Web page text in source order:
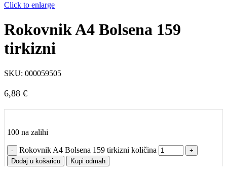
Click to enlarge
Rokovnik A4 Bolsena 159
tirkizni
SKU: 000059505
6,88 €
100 na zalihi
Rokovnik A4 Bolsena 159 tirkizni količina
Dodaj u košaricu Kupi odmah